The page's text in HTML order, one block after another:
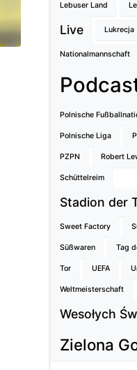
Lebuser Land
Live Lukrecja
Nationalmannschaft
Polnische
Polnische Liga
PZPN Robert
Schüttelreim
Stadion der
Sweet Factory
Süßwaren Tag
Tor UEFA
Weltmeisterschaft
Wesołych
Zielona